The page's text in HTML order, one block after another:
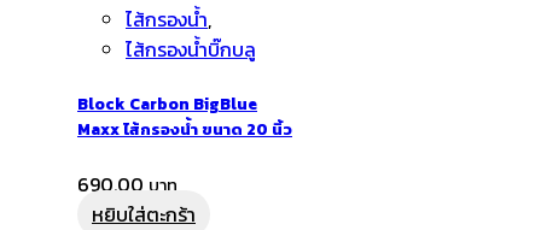
ไส้กรองน้ำ,
ไส้กรองน้ำบิ๊กบลู
Block Carbon BigBlue
Maxx ไส้กรองน้ำ ขนาด 20 นิ้ว
690.00
หยิบใส่ตะกร้า